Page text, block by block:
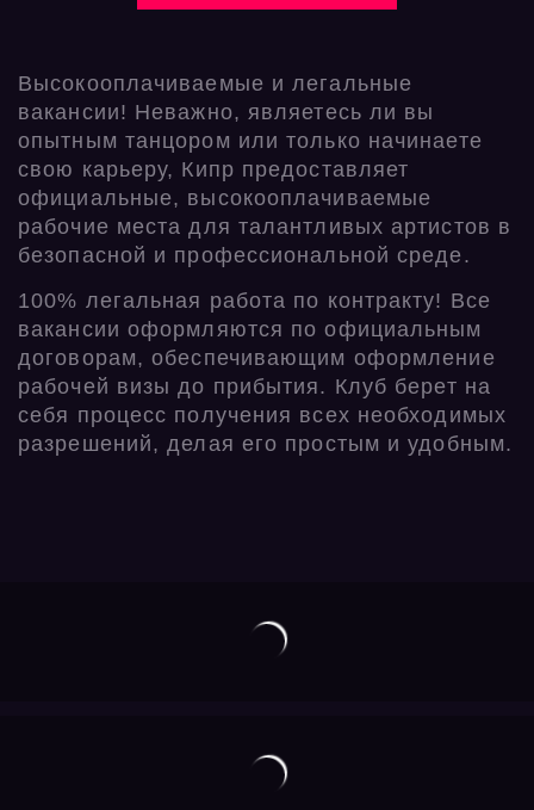
Высокооплачиваемые и легальные
вакансии! Неважно, являетесь ли вы
опытным танцором или только начинаете
свою карьеру, Кипр предоставляет
официальные, высокооплачиваемые
рабочие места для талантливых артистов в
безопасной и профессиональной среде.
100% легальная работа по контракту! Все
вакансии оформляются по официальным
договорам, обеспечивающим оформление
рабочей визы до прибытия. Клуб берет на
себя процесс получения всех необходимых
разрешений, делая его простым и удобным.